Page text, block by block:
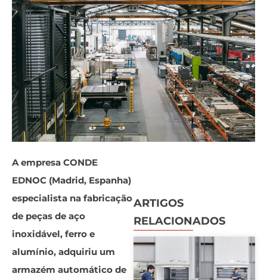
A empresa CONDE
EDNOC (Madrid, Espanha)
especialista na fabricação
de peças de aço
inoxidável, ferro e
alumínio, adquiriu um
armazém automático de
ARTIGOS
RELACIONADOS